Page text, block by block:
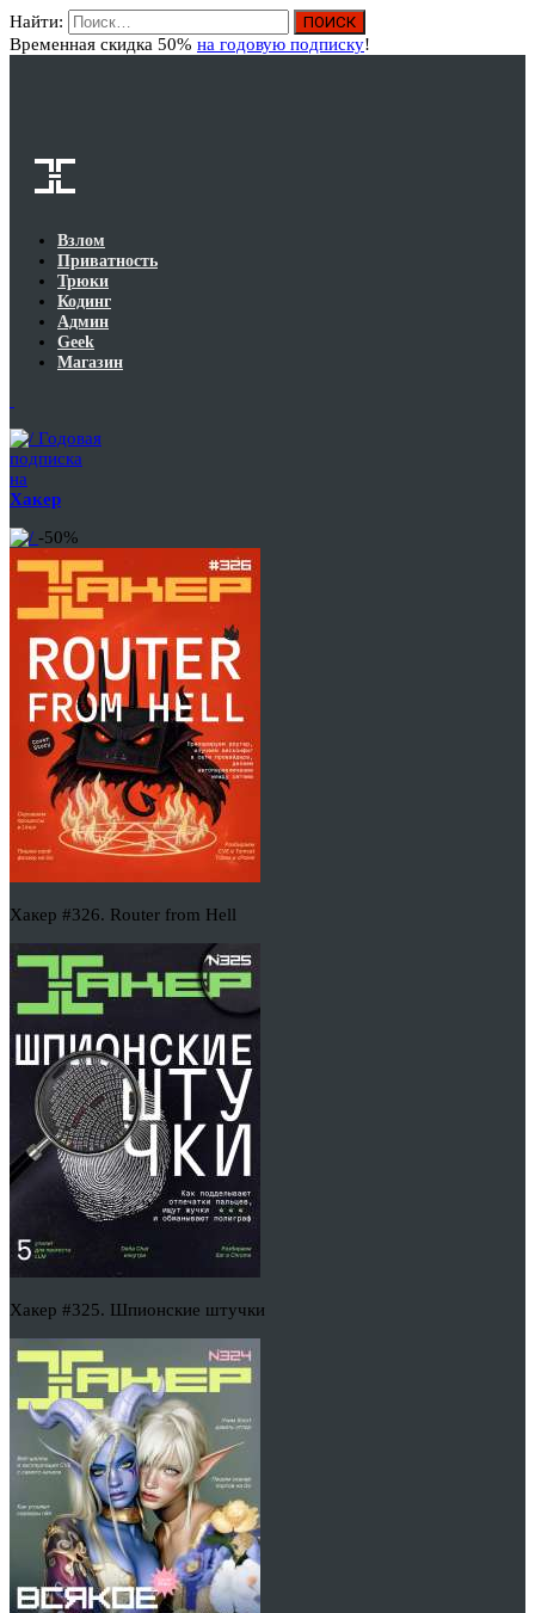
Найти:
Временная скидка 50% на годовую подписку!
Взлом
Приватность
Трюки
Кодинг
Админ
Geek
Магазин
Годовая
подписка
на
Хакер
-50%
Хакер #326. Router from Hell
Хакер #325. Шпионские штучки